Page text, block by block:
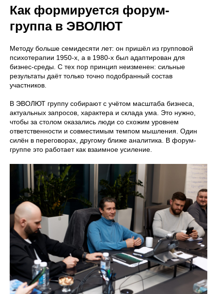
Как формируется форум-
группа в ЭВОЛЮТ
Методу больше семидесяти лет: он пришёл из групповой
психотерапии 1950-х, а в 1980-х был адаптирован для
бизнес-среды. С тех пор принцип неизменен: сильные
результаты даёт только точно подобранный состав
участников.
В ЭВОЛЮТ группу собирают с учётом масштаба бизнеса,
актуальных запросов, характера и склада ума. Это нужно,
чтобы за столом оказались люди со схожим уровнем
ответственности и совместимым темпом мышления. Один
силён в переговорах, другому ближе аналитика. В форум-
группе это работает как взаимное усиление.